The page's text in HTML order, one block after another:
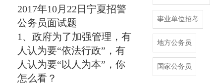
2017年10月22日宁夏招警
公务员面试题
1、政府为了加强管理，有
人认为要“依法行政”，有
人认为要“以人为本”，你
怎么看？
事业单位招考
地方公务员
国家公务员